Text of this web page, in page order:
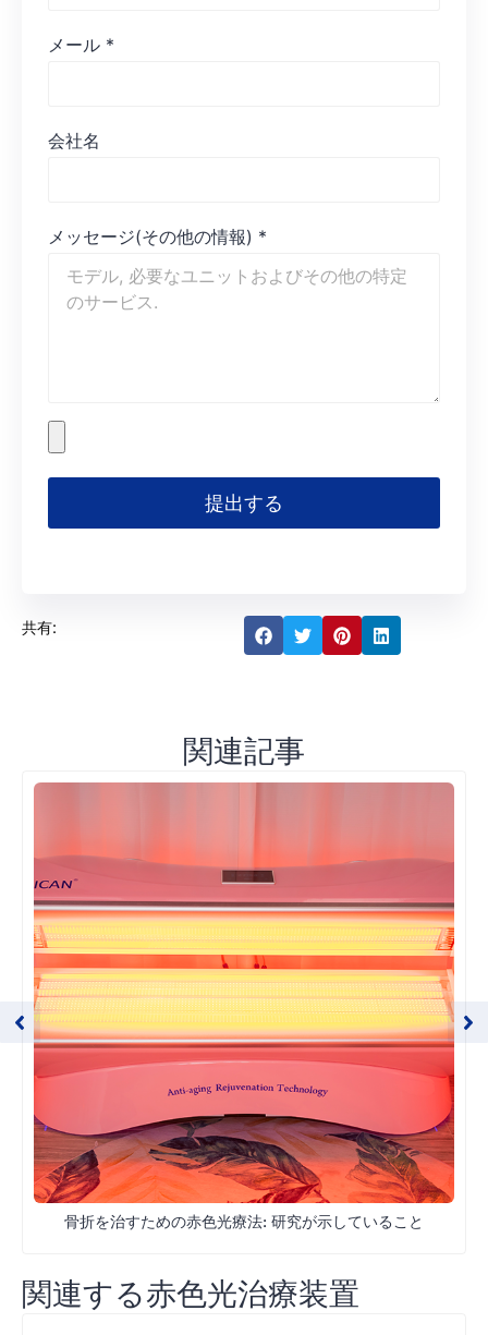
メール *
会社名
メッセージ(その他の情報) *
提出する
共有:
関連記事
骨折を治すための赤色光療法: 研究が示していること
関連する赤色光治療装置